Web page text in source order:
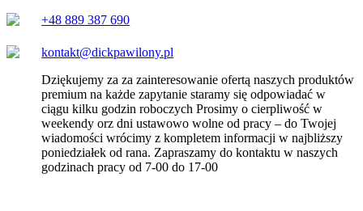
+48 889 387 690
kontakt@dickpawilony.pl
Dziękujemy za za zainteresowanie ofertą naszych produktów
premium na każde zapytanie staramy się odpowiadać w
ciągu kilku godzin roboczych Prosimy o cierpliwość w
weekendy orz dni ustawowo wolne od pracy – do Twojej
wiadomości wrócimy z kompletem informacji w najbliższy
poniedziałek od rana. Zapraszamy do kontaktu w naszych
godzinach pracy od 7-00 do 17-00